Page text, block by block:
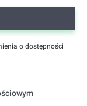
o dostępności